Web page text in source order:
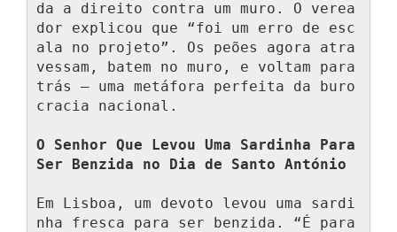
da a direito contra um muro. O verea
dor explicou que “foi um erro de esc
ala no projeto”. Os peões agora atra
vessam, batem no muro, e voltam para
trás — uma metáfora perfeita da buro
cracia nacional.
O Senhor Que Levou Uma Sardinha Para
Ser Benzida no Dia de Santo António
Em Lisboa, um devoto levou uma sardi
nha fresca para ser benzida. “É para